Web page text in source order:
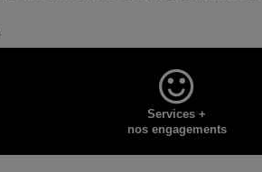
Services +
nos engagements